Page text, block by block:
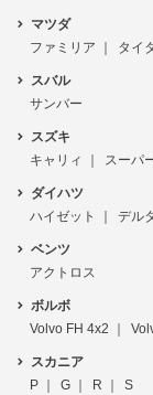
マツダ
ファミリア
タイ
スバル
サンバー
スズキ
キャリィ
スーパ
ダイハツ
ハイゼット
デル
ベンツ
アクトロス
ボルボ
Volvo FH 4x2
スカニア
P
G R S